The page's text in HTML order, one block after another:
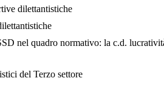
dilettantistiche
nel quadro normativo: la c.d.
del Terzo settore